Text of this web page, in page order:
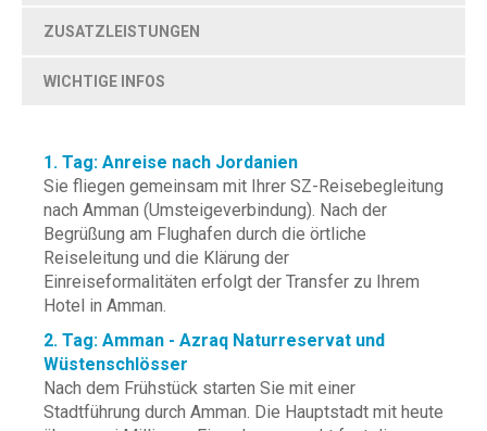
ZUSATZLEISTUNGEN
WICHTIGE INFOS
1. Tag: Anreise nach Jordanien
Sie fliegen gemeinsam mit Ihrer SZ-Reisebegleitung
nach Amman (Umsteigeverbindung). Nach der
Begrüßung am Flughafen durch die örtliche
Reiseleitung und die Klärung der
Einreiseformalitäten erfolgt der Transfer zu Ihrem
Hotel in Amman.
2. Tag: Amman - Azraq Naturreservat und
Wüstenschlösser
Nach dem Frühstück starten Sie mit einer
Stadtführung durch Amman. Die Hauptstadt mit heute